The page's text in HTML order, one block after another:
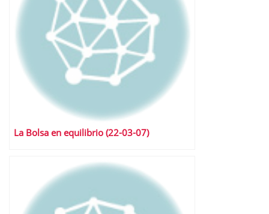
La Bolsa en equilibrio (22-03-07)